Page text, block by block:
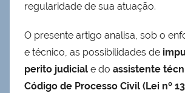
regularidade de sua atuação.
O presente artigo analisa, sob o
e técnico, as possibilidades de
perito judicial e do assistente
Código de Processo Civil (Lei nº